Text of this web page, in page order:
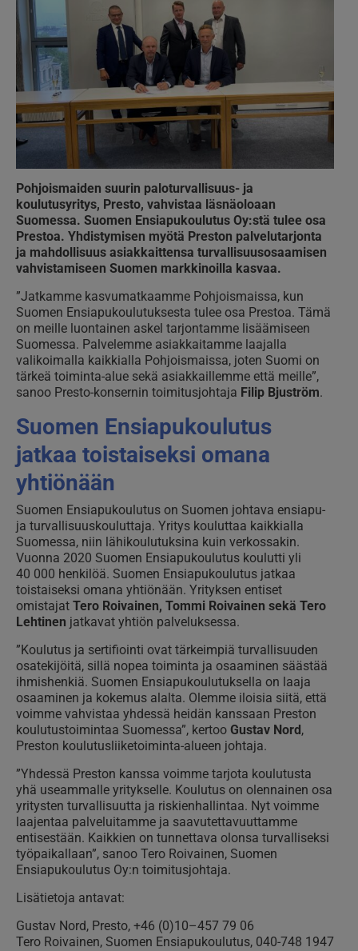
Pohjoismaiden suurin paloturvallisuus- ja
koulutusyritys, Presto, vahvistaa läsnäoloaan
Suomessa. Suomen Ensiapukoulutus Oy:stä tulee osa
Prestoa. Yhdistymisen myötä Preston palvelutarjonta
ja mahdollisuus asiakkaittensa turvallisuusosaamisen
vahvistamiseen Suomen markkinoilla kasvaa.
”Jatkamme kasvumatkaamme Pohjoismaissa, kun
Suomen Ensiapukoulutuksesta tulee osa Prestoa. Tämä
on meille luontainen askel tarjontamme lisäämiseen
Suomessa. Palvelemme asiakkaitamme laajalla
valikoimalla kaikkialla Pohjoismaissa, joten Suomi on
tärkeä toiminta-alue sekä asiakkaillemme että meille”,
sanoo Presto-konsernin toimitusjohtaja Filip Bjuström.
Suomen Ensiapukoulutus
jatkaa toistaiseksi omana
yhtiönään
Suomen Ensiapukoulutus on Suomen johtava ensiapu-
ja turvallisuuskouluttaja. Yritys kouluttaa kaikkialla
Suomessa, niin lähikoulutuksina kuin verkossakin.
Vuonna 2020 Suomen Ensiapukoulutus koulutti yli
40 000 henkilöä. Suomen Ensiapukoulutus jatkaa
toistaiseksi omana yhtiönään. Yrityksen entiset
omistajat Tero Roivainen, Tommi Roivainen sekä Tero
Lehtinen jatkavat yhtiön palveluksessa.
”Koulutus ja sertifiointi ovat tärkeimpiä turvallisuuden
osatekijöitä, sillä nopea toiminta ja osaaminen säästää
ihmishenkiä. Suomen Ensiapukoulutuksella on laaja
osaaminen ja kokemus alalta. Olemme iloisia siitä, että
voimme vahvistaa yhdessä heidän kanssaan Preston
koulutustoimintaa Suomessa”, kertoo Gustav Nord ,
Preston koulutusliiketoiminta-alueen johtaja.
”Yhdessä Preston kanssa voimme tarjota koulutusta
yhä useammalle yritykselle. Koulutus on olennainen osa
yritysten turvallisuutta ja riskienhallintaa. Nyt voimme
laajentaa palveluitamme ja saavutettavuuttamme
entisestään. Kaikkien on tunnettava olonsa turvalliseksi
työpaikallaan”, sanoo Tero Roivainen, Suomen
Ensiapukoulutus Oy:n toimitusjohtaja.
Lisätietoja antavat:
Gustav Nord, Presto, +46 (0)10–457 79 06
Tero Roivainen, Suomen Ensiapukoulutus, 040-748 1947